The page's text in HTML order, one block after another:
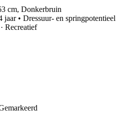
cm, Donkerbruin
jaar • Dressuur- en springpotentieel
Recreatief